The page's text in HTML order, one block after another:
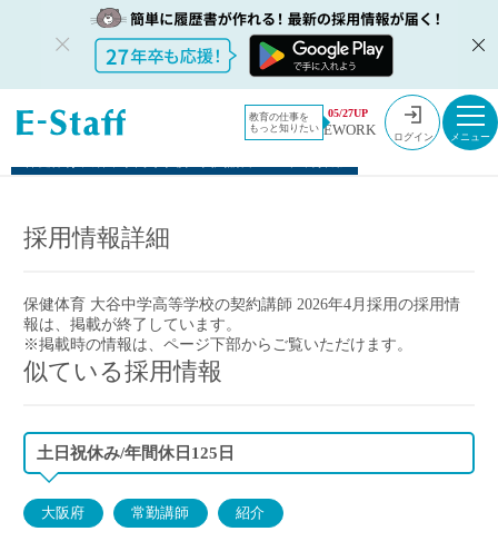
教育の仕事を
もっと知りたい
05/27UP
EWORK ログイン
教員採用情報のイー・スタッフ TOP
アプリ限定採用情報
採用情報詳細
保健体育 大谷中学高等学校の契約講師 2026年4月採用の採用情
報は、掲載が終了しています。
※掲載時の情報は、ページ下部からご覧いただけます。
似ている採用情報
土日祝休み/年間休日125日
大阪府 常勤講師 紹介